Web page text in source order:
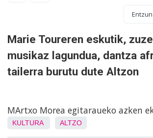
Entzun
Marie Toureren eskutik,
musikaz lagundua, dantza
tailerra burutu dute Altzon
MArtxo Morea egitaraueko azken
KULTURA ALTZO